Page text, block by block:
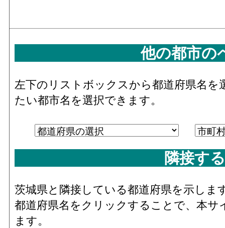
生資源)」 を営む事業所の数
建築鉱物金属材料･従業員数[人](2016)：「
材料、鉱物・金属材料等卸売業(建築材料
学製品、石油・鉱物、鉄鋼製品、非鉄金属
再生資源)」 の業務に従事している人数
機械器具･年間商品販売額[百万円](2016)
械器具卸売業(産業機械器具、自動車、電
械器具、その他の機械器具)」 の事業所に
(産業機械器具、自動車、電気機械器具、
他の機械器具)」 を営む事業所の数
機械器具･従業員数[人](2016)
他の都市の
左下のリストボックスから都道府県名
たい都市名を選択できます。
隣接す
茨城県と隣接している都道府県を示しま
都道府県名をクリックすることで、本
ます。